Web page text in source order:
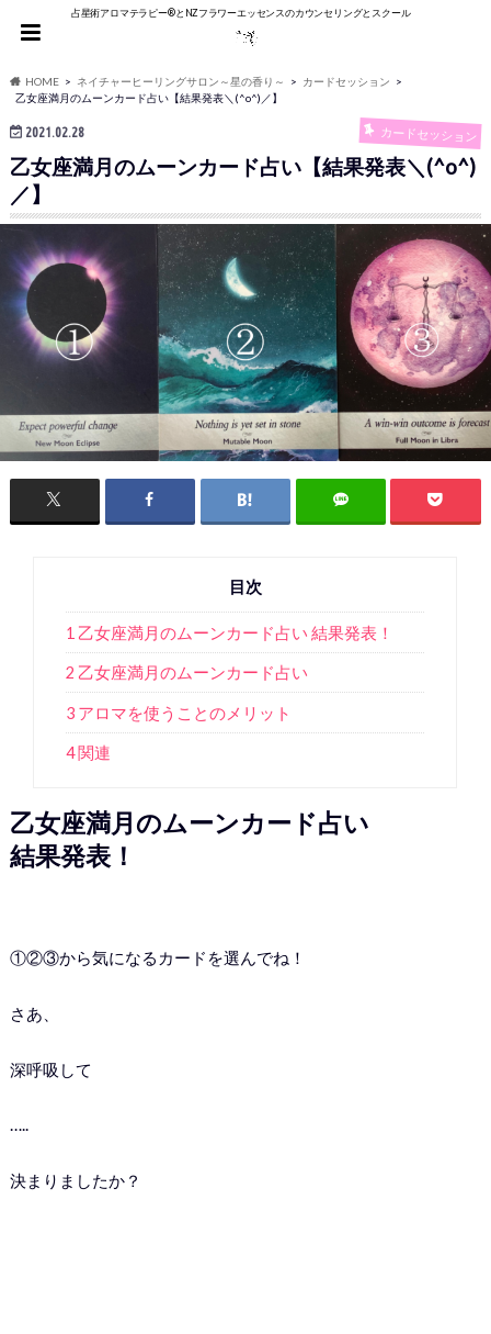
占星術アロマテラピー®︎とNZフラワーエッセンスのカウンセリングとスクール
HOME ネイチャーヒーリングサロン～星の香り～
カードセッション
乙女座満月のムーンカード占い【結果発表＼(^o^)／】
2021.02.28 カードセッション
乙女座満月のムーンカード占い【結果発表＼(^o^)
／】
目次
1 乙女座満月のムーンカード占い 結果発表！
2 乙女座満月のムーンカード占い
3 アロマを使うことのメリット
4 関連
乙女座満月のムーンカード占い
結果発表！
①②③から気になるカードを選んでね！
さあ、
深呼吸して
…..
決まりましたか？